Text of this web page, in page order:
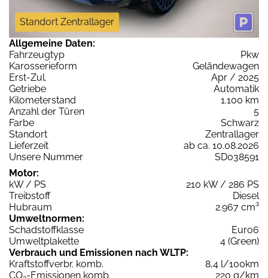
Standort Zentrallager
Allgemeine Daten:
Fahrzeugtyp
Pkw
Karosserieform
Geländewagen
Erst-Zul.
Apr / 2025
Getriebe
Automatik
Kilometerstand
1.100 km
Anzahl der Türen
5
Farbe
Schwarz
Standort
Zentrallager
Lieferzeit
ab ca. 10.08.2026
Unsere Nummer
SD038591
Motor:
kW / PS
210 kW / 286 PS
Treibstoff
Diesel
Hubraum
2.967 cm³
Umweltnormen:
Schadstoffklasse
Euro6
Umweltplakette
4 (Green)
Verbrauch und Emissionen nach WLTP:
Kraftstoffverbr. komb.
8,4 l/100km
CO -Emissionen komb. 220 g/km